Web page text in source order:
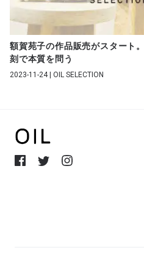
額賀苑子の作品販売がスタート
刻で本質を問う
2023-11-24 | OIL SELECTION